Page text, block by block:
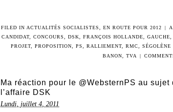
FILED IN ACTUALITÉS SOCIALISTES EN ROUTE POUR 2012 |
CANDIDAT, CONCOURS DSK FRANÇOIS HOLLANDE GAUCHE
PROJET
PROPOSITION PS RALLIEMENT RMC SÉGOLÈNE
BANON
TVA |
Ma réaction pour le @WebsternPS au
l’affaire DSK
Lundi, juillet 4, 2011